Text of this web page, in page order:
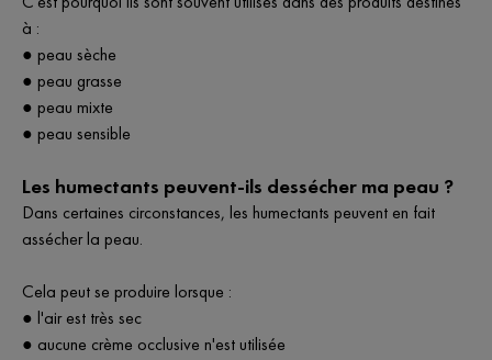
à :
● peau sèche
● peau grasse
● peau mixte
● peau sensible
Les humectants peuvent-ils dessécher ma peau ?
Dans certaines circonstances, les humectants peuvent en fait
assécher la peau.
Cela peut se produire lorsque :
● l'air est très sec
● aucune crème occlusive n'est utilisée